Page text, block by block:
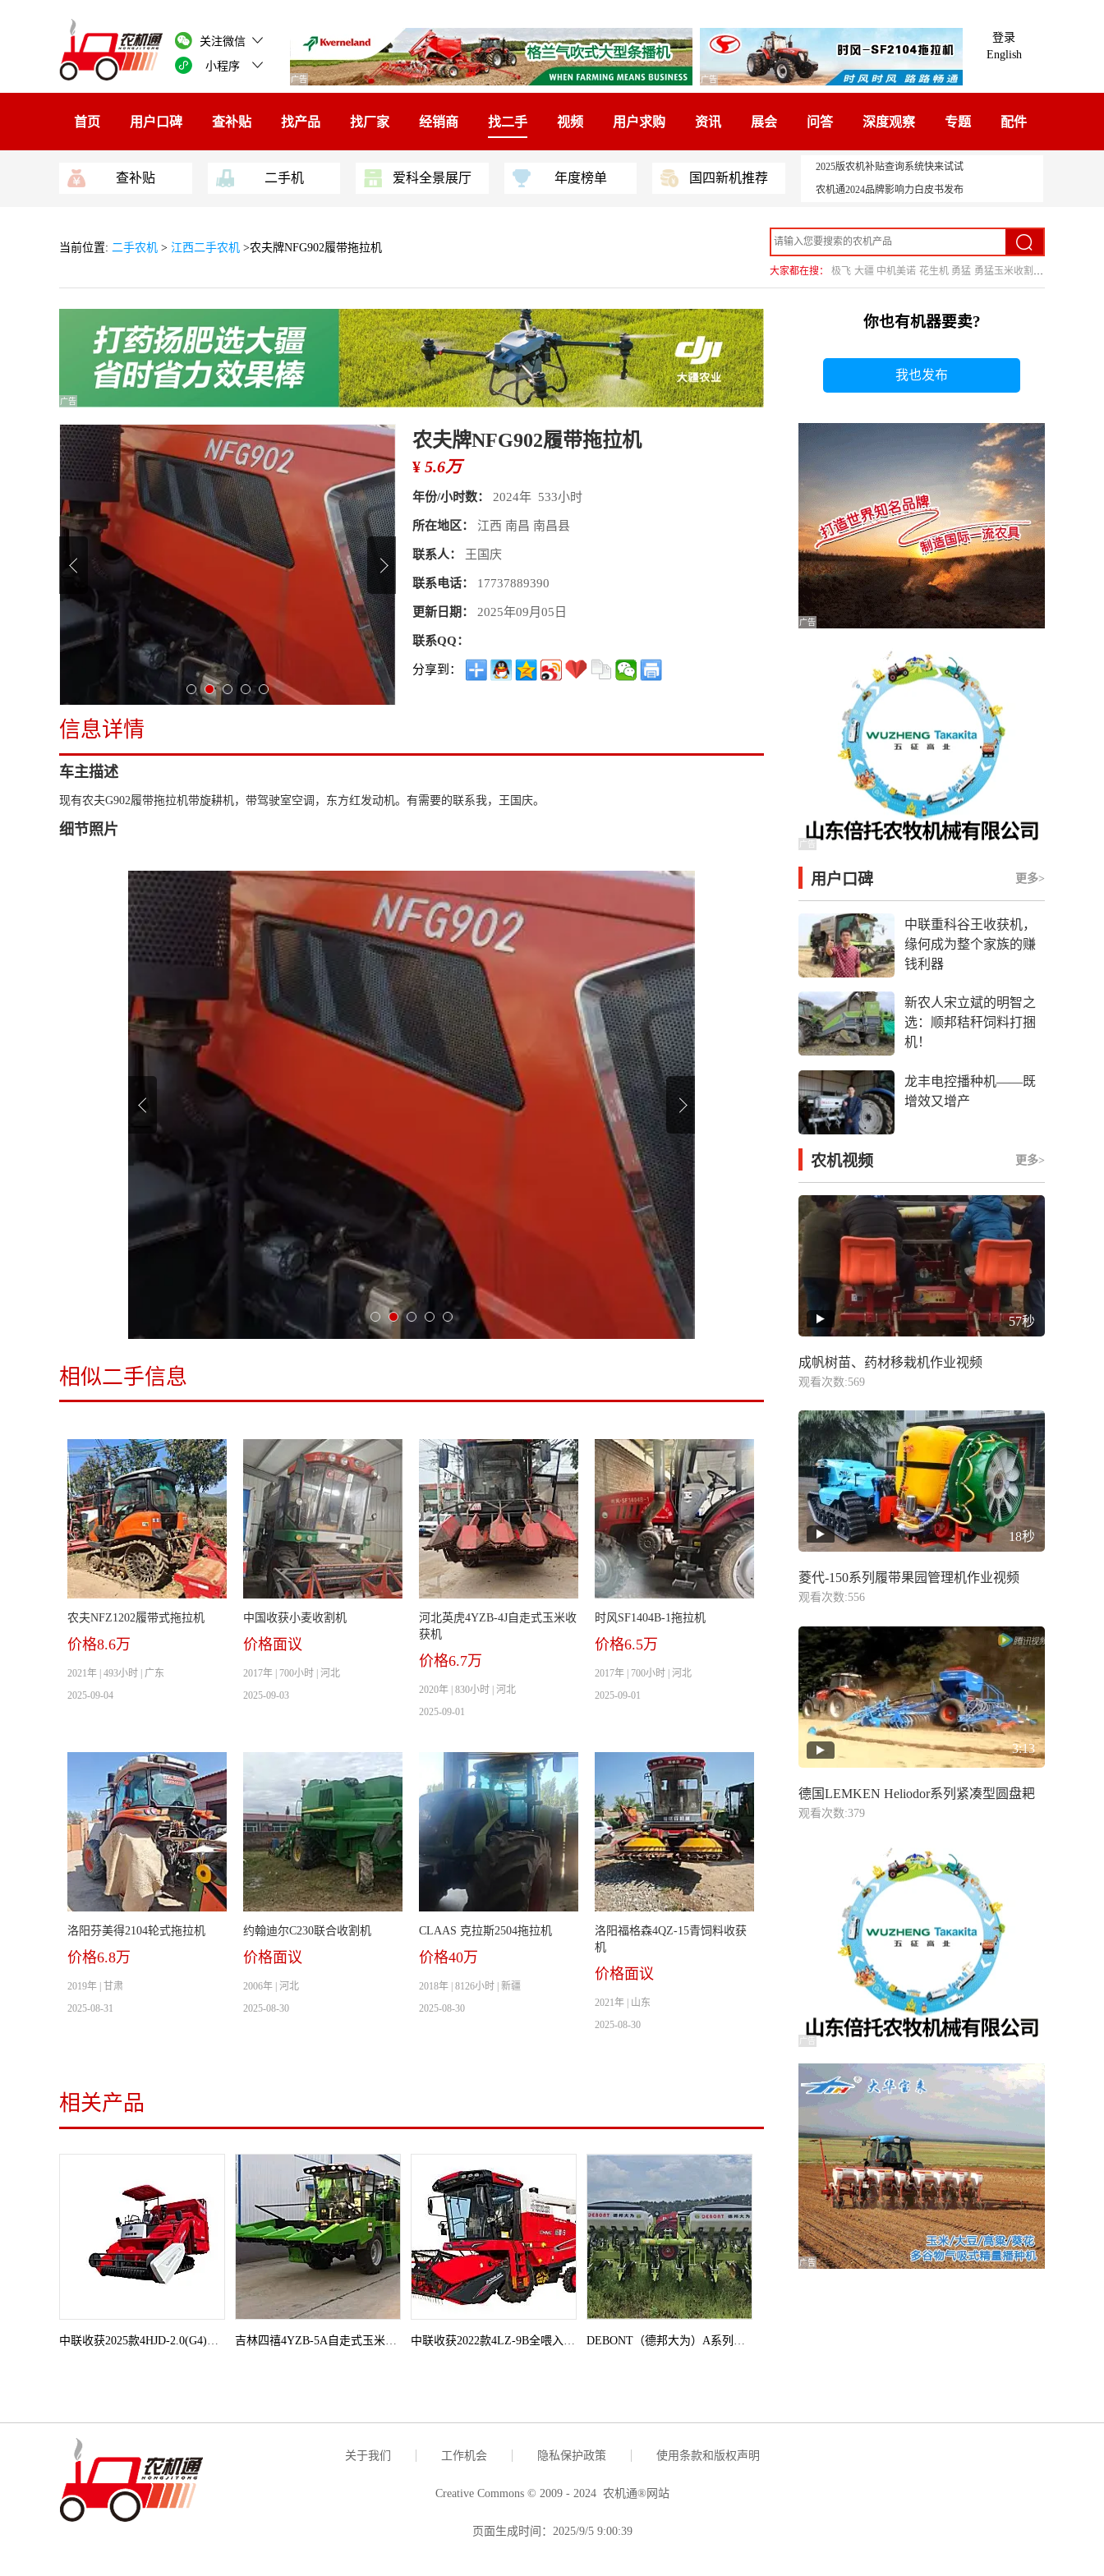
关注微信
小程序
广告 广告
登录
English
首页 用户口碑 查补贴 找产品 找厂家 经销商 找二手 视频 用户求购 资讯 展会 问答 深度观察 专题 配件
查补贴 二手机 爱科全景展厅 年度榜单 国四新机推荐
2025版农机补贴查询系统快来试试
农机通2024品牌影响力白皮书发布
当前位置: 二手农机 > 江西二手农机 >农夫牌NFG902履带拖拉机
大家都在搜： 极飞 大疆 中机美诺 花生机 勇猛 勇猛玉米收割机
广告
农夫牌NFG902履带拖拉机
¥ 5.6万
年份/小时数： 2024年 533小时
所在地区： 江西 南昌 南昌县
联系人： 王国庆
联系电话： 17737889390
更新日期： 2025年09月05日
联系QQ：
分享到：
信息详情
车主描述
现有农夫G902履带拖拉机带旋耕机，带驾驶室空调，东方红发动机。有需要的联系我，王国庆。
细节照片
相似二手信息
农夫NFZ1202履带式拖拉机
价格8.6万
2021年 | 493小时 | 广东
2025-09-04
中国收获小麦收割机
价格面议
2017年 | 700小时 | 河北
2025-09-03
河北英虎4YZB-4J自走式玉米收
获机
价格6.7万
2020年 | 830小时 | 河北
2025-09-01
时风SF1404B-1拖拉机
价格6.5万
2017年 | 700小时 | 河北
2025-09-01
洛阳芬美得2104轮式拖拉机
价格6.8万
2019年 | 甘肃
2025-08-31
约翰迪尔C230联合收割机
价格面议
2006年 | 河北
2025-08-30
CLAAS 克拉斯2504拖拉机
价格40万
2018年 | 8126小时 | 新疆
2025-08-30
洛阳福格森4QZ-15青饲料收获
机
价格面议
2021年 | 山东
2025-08-30
相关产品
你也有机器要卖?
我也发布
广告
广告
用户口碑 更多>
中联重科谷王收获机，
缘何成为整个家族的赚
钱利器
新农人宋立斌的明智之
选：顺邦秸秆饲料打捆
机！
龙丰电控播种机——既
增效又增产
农机视频 更多>
57秒
成帆树苗、药材移栽机作业视频
观看次数:569
18秒
菱代-150系列履带果园管理机作业视频
观看次数:556
3:13
德国LEMKEN Heliodor系列紧凑型圆盘耙
观看次数:379
广告
广告
关于我们 工作机会 隐私保护政策 使用条款和版权声明
Creative Commons © 2009 - 2024 农机通®网站
页面生成时间：2025/9/5 9:00:39